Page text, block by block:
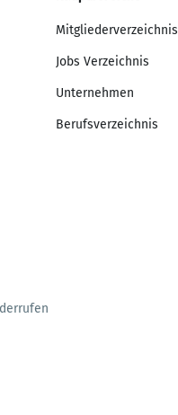
Mitgliederverzeichnis
Jobs Verzeichnis
Unternehmen
Berufsverzeichnis